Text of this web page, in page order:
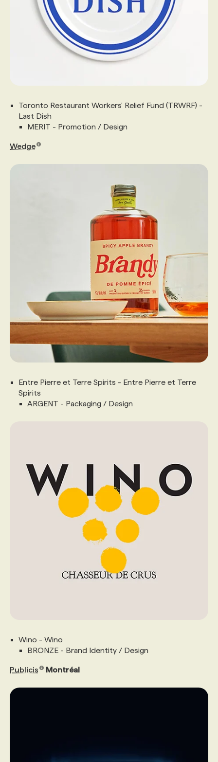
Toronto Restaurant Workers' Relief Fund (TRWRF) -
Last Dish
MERIT - Promotion / Design
Wedge
Entre Pierre et Terre Spirits - Entre Pierre et Terre
Spirits
ARGENT - Packaging / Design
Wino - Wino
BRONZE - Brand Identity / Design
Publicis Montréal